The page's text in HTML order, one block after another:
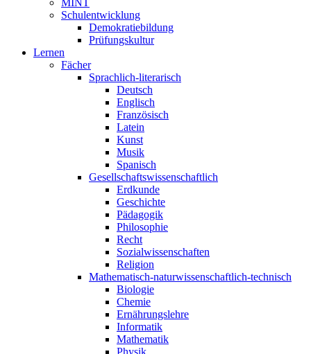
MINT
Schulentwicklung
Demokratiebildung
Prüfungskultur
Lernen
Fächer
Sprachlich-literarisch
Deutsch
Englisch
Französisch
Latein
Kunst
Musik
Spanisch
Gesellschaftswissenschaftlich
Erdkunde
Geschichte
Pädagogik
Philosophie
Recht
Sozialwissenschaften
Religion
Mathematisch-naturwissenschaftlich-technisch
Biologie
Chemie
Ernährungslehre
Informatik
Mathematik
Physik